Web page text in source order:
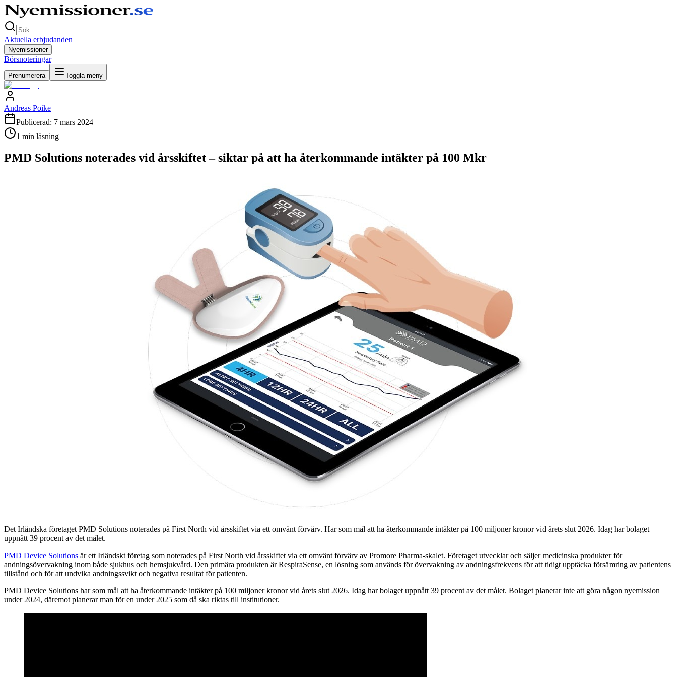
Aktuella erbjudanden
Nyemissioner
Börsnoteringar
Prenumerera Toggla meny
Andreas Poike
Publicerad: 7 mars 2024
1 min läsning
PMD Solutions noterades vid årsskiftet – siktar på att ha återkommande intäkter på 100 Mkr
Det Irländska företaget PMD Solutions noterades på First North vid årsskiftet via ett omvänt förvärv. Har som mål att ha återkommande intäkter på 100 miljoner kronor vid årets slut 2026. Idag har bolaget
uppnått 39 procent av det målet.
PMD Device Solutions är ett Irländskt företag som noterades på First North vid årsskiftet via ett omvänt förvärv av Promore Pharma-skalet. Företaget utvecklar och säljer medicinska produkter för
andningsövervakning inom både sjukhus och hemsjukvård. Den primära produkten är RespiraSense, en lösning som används för övervakning av andningsfrekvens för att tidigt upptäcka försämring av patientens
tillstånd och för att undvika andningssvikt och negativa resultat för patienten.
PMD Device Solutions har som mål att ha återkommande intäkter på 100 miljoner kronor vid årets slut 2026. Idag har bolaget uppnått 39 procent av det målet. Bolaget planerar inte att göra någon nyemission
under 2024, däremot planerar man för en under 2025 som då ska riktas till institutioner.